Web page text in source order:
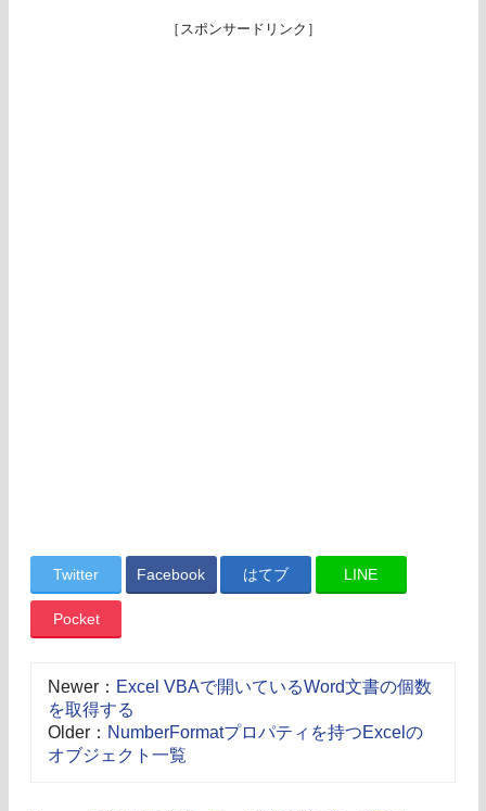
［スポンサードリンク］
Twitter Facebook はてブ LINE
Pocket
Newer： Excel VBAで開いているWord文書の個数
を取得する
Older： NumberFormatプロパティを持つExcelの
オブジェクト一覧